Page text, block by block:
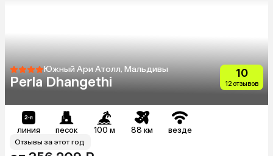
Южный Ари Атолл, Мальдивы
Perla Dhangethi
10
12 отзывов
линия песок 100 м 88 км везде
Отзывы за этот год